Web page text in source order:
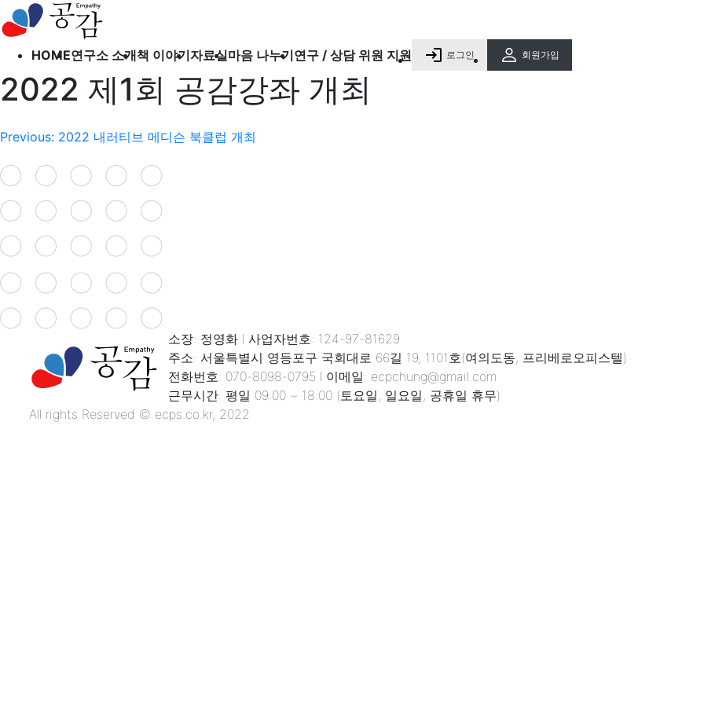
HOME연구소 소개책 이야기자료실마음 나누기연구 / 상담 위원 지원 로그인 회원가입
오시는 길
출간도서
북 클럽
소개하고 싶은 책
의학 정보
자유 게시판
연구 게시판
후원 게시판
2022 제1회 공감강좌 개최
글
내
비
게
이
션
Previous: 2022 내러티브 메디슨 북클럽 개최
소장: 정영화 l 사업자번호: 124-97-81629
주소: 서울특별시 영등포구 국회대로 66길 19, 1101호(여의도동, 프리베로오피스텔)
전화번호: 070-8098-0795 l 이메일: ecpchung@gmail.com
근무시간: 평일 09:00 ~ 18:00 (토요일, 일요일, 공휴일 휴무)
All rights Reserved © ecps.co.kr, 2022